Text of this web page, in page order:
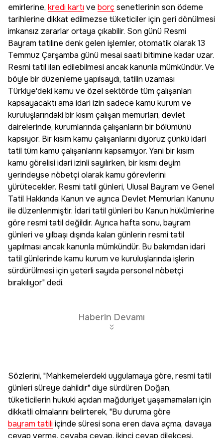
emirlerine, kredi kartıve borç senetlerinin son ödeme
tarihlerine dikkat edilmezse tüketiciler için geri dönülmesi
imkansız zararlar ortaya çıkabilir. Son günü Resmi
Bayram tatiline denk gelen işlemler, otomatik olarak 13
Temmuz Çarşamba günü mesai saati bitimine kadar uzar.
Resmi tatil ilan edilebilmesi ancak kanunla mümkündür. Ve
böyle bir düzenleme yapılsaydı, tatilin uzaması
Türkiye'deki kamu ve özel sektörde tüm çalışanları
kapsayacaktı ama idari izin sadece kamu kurum ve
kuruluşlarındaki bir kısım çalışan memurları, devlet
dairelerinde, kurumlarında çalışanların bir bölümünü
kapsıyor. Bir kısım kamu çalışanlarını diyoruz çünkü idari
tatil tüm kamu çalışanlarını kapsamıyor. Yani bir kısım
kamu görelisi idari izinli sayılırken, bir kısmı deyim
yerindeyse nöbetçi olarak kamu görevlerini
yürütecekler. Resmi tatil günleri, Ulusal Bayram ve Genel
Tatil Hakkında Kanun ve ayrıca Devlet Memurları Kanunu
ile düzenlenmiştir. İdari tatil günleri bu Kanun hükümlerine
göre resmi tatil değildir. Ayrıca hafta sonu, bayram
günleri ve yılbaşı dışında kalan günlerin resmi tatil
yapılması ancak kanunla mümkündür. Bu bakımdan idari
tatil günlerinde kamu kurum ve kuruluşlarında işlerin
sürdürülmesi için yeterli sayıda personel nöbetçi
bırakılıyor" dedi.
Haberin Devamı
Sözlerini, "Mahkemelerdeki uygulamaya göre, resmi tatil
günleri süreye dahildir" diye sürdüren Doğan,
tüketicilerin hukuki açıdan mağduriyet yaşamamaları için
dikkatli olmalarını belirterek, "Bu duruma göre
bayram tatiliiçinde süresi sona eren dava açma, davaya
cevap verme, cevaba cevap, ikinci cevap dilekçesi,